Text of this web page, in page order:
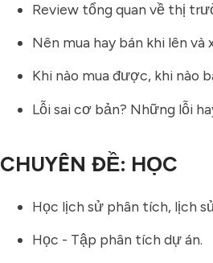
Review tổng quan về thị
Nên mua hay bán khi lên và
Khi nào mua được, khi nào
Lỗi sai cơ bản? Những lỗi
CHUYÊN ĐỀ: HỌC
Học lịch sử phân tích, lịch
Học - Tập phân tích dự án.